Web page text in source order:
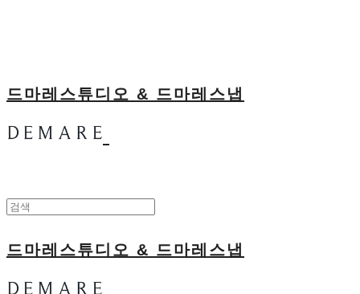
드마레스튜디오 & 드마레스냅
드마레스튜디오 & 드마레스냅